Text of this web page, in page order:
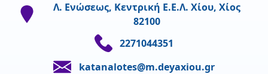
Λ. Ενώσεως, Κεντρική Ε.Ε.Λ. Χίου, Χίος
82100
2271044351
katanalotes@m.deyaxiou.gr